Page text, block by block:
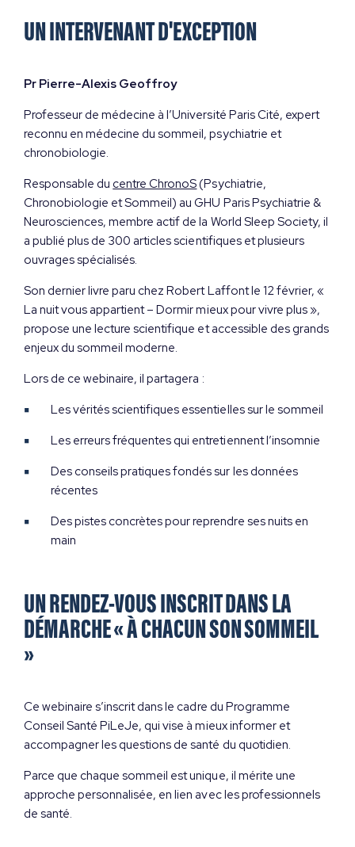
Témoignages et parcours
UN INTERVENANT D'EXCEPTION
Pr Pierre-Alexis Geoffroy
Professeur de médecine à l’Université Paris Cité, expert
reconnu en médecine du sommeil, psychiatrie et
chronobiologie.
Responsable du centre ChronoS(Psychiatrie,
Chronobiologie et Sommeil) au GHU Paris Psychiatrie &
Neurosciences, membre actif de la World Sleep Society, il
a publié plus de 300 articles scientifiques et plusieurs
ouvrages spécialisés.
Son dernier livre paru chez Robert Laffont le 12 février, «
La nuit vous appartient – Dormir mieux pour vivre plus »,
propose une lecture scientifique et accessible des grands
enjeux du sommeil moderne.
Lors de ce webinaire, il partagera :
Les vérités scientifiques essentielles sur le sommeil
Les erreurs fréquentes qui entretiennent l’insomnie
Des conseils pratiques fondés sur les données
récentes
Des pistes concrètes pour reprendre ses nuits en
main
UN RENDEZ-VOUS INSCRIT DANS LA
DÉMARCHE « À CHACUN SON SOMMEIL
»
Ce webinaire s’inscrit dans le cadre du Programme
Conseil Santé PiLeJe, qui vise à mieux informer et
accompagner les questions de santé du quotidien.
Parce que chaque sommeil est unique, il mérite une
approche personnalisée, en lien avec les professionnels
de santé.